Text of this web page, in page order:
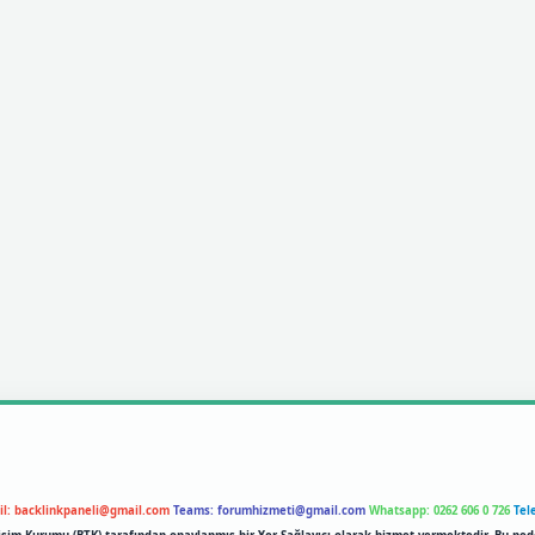
backlinkpaneli@gmail.com Teams: forumhizmeti@gmail.com Whatsapp: 0262 606 0 726